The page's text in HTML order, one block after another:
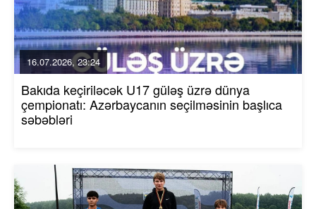
16.07.2026, 23:24
Bakıda keçiriləcək U17 güləş üzrə dünya
çempionatı: Azərbaycanın seçilməsinin başlıca
səbəbləri